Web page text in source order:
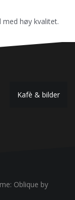
høy kvalitet.
Kafè & bilder
Oblique by